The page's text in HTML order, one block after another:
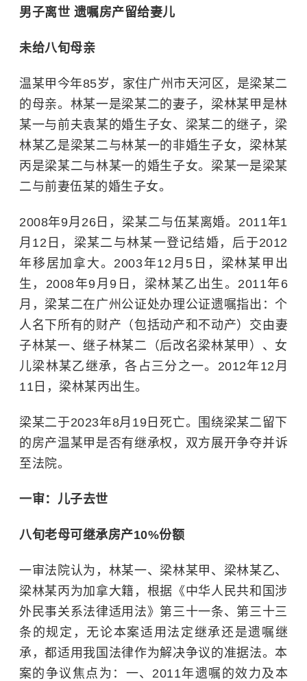
男子离世 遗嘱房产留给妻儿
未给八旬母亲
温某甲今年85岁，家住广州市天河区，是梁某二
的母亲。林某一是梁某二的妻子，梁林某甲是林
某一与前夫袁某的婚生子女、梁某二的继子，梁
林某乙是梁某二与林某一的非婚生子女，梁林某
丙是梁某二与林某一的婚生子女。梁某一是梁某
二与前妻伍某的婚生子女。
2008年9月26日，梁某二与伍某离婚。2011年1
月12日，梁某二与林某一登记结婚，后于2012
年移居加拿大。2003年12月5日，梁林某甲出
生，2008年9月9日，梁林某乙出生。2011年6
月，梁某二在广州公证处办理公证遗嘱指出：个
人名下所有的财产（包括动产和 不动产）交由妻
子林某一、继子林某二（后改名梁林某甲）、女
儿梁林某乙继承，各占三分之一。2012年12月
11日，梁林某丙出生。
梁某二于2023年8月19日死亡。围绕梁某二留下
的房产温某甲是否有继承权 ，双方展开争夺并诉
至法院。
一审：儿子去世
八旬老母可继承房产10%份额
一审法院认为，林某一、梁林某甲、梁林某乙、
梁林某丙为加拿大籍，根据《中华人民共和国涉
外民事关系法律适用法》第三十一条、第三十三
条的规定，无论本案适用法定继承还是遗嘱继
承，都适用我国法律作为解决争议的准据法。本
案的争议焦点为：一、2011年遗嘱的效力及本